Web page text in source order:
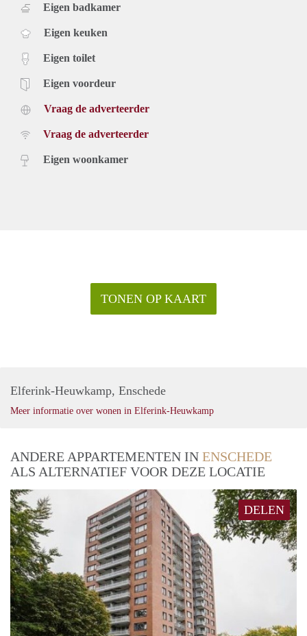
Eigen badkamer
Eigen keuken
Eigen toilet
Eigen voordeur
Vraag de adverteerder
Vraag de adverteerder
Eigen woonkamer
TONEN OP KAART
Elferink-Heuwkamp, Enschede
Meer informatie over wonen in Elferink-Heuwkamp
ANDERE APPARTEMENTEN IN ENSCHEDE
ALS ALTERNATIEF VOOR DEZE LOCATIE
DELEN